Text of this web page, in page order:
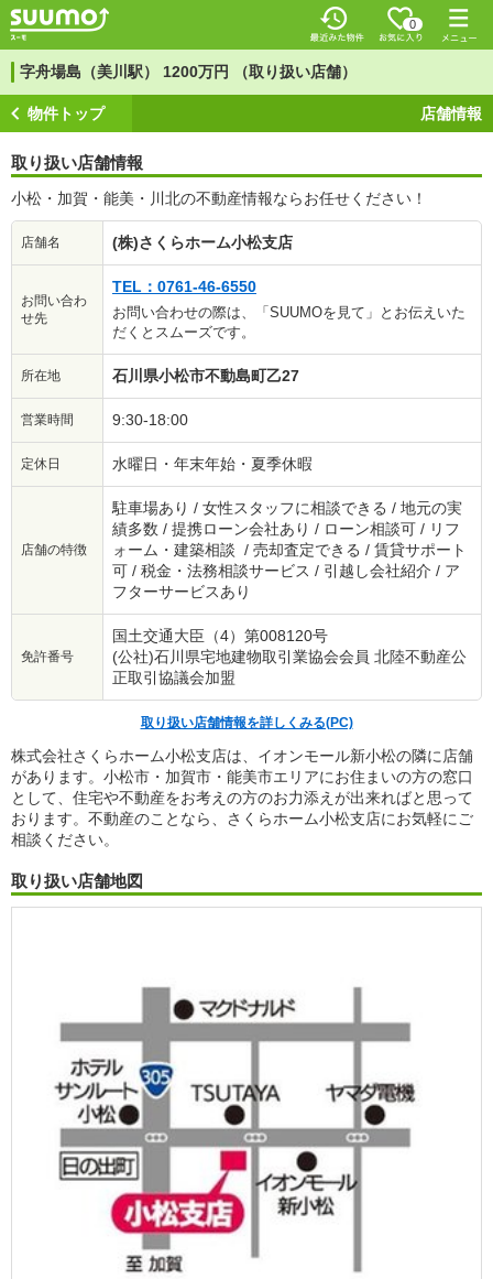
0
字舟場島（美川駅） 1200万円 （取り扱い店舗）
物件トップ 店舗情報
取り扱い店舗情報
小松・加賀・能美・川北の不動産情報ならお任せください！
店舗名 (株)さくらホーム小松支店
お問い合わ
せ先
TEL：0761-46-6550
お問い合わせの際は、「SUUMOを見て」とお伝えいた
だくとスムーズです。
所在地 石川県小松市不動島町乙27
営業時間 9:30-18:00
定休日 水曜日・年末年始・夏季休暇
店舗の特徴
駐車場あり / 女性スタッフに相談できる / 地元の実
績多数 / 提携ローン会社あり / ローン相談可 / リフ
ォーム・建築相談 / 売却査定できる / 賃貸サポート
可 / 税金・法務相談サービス / 引越し会社紹介 / ア
フターサービスあり
免許番号
国土交通大臣（4）第008120号
(公社)石川県宅地建物取引業協会会員 北陸不動産公
正取引協議会加盟
取り扱い店舗情報を詳しくみる(PC)
株式会社さくらホーム小松支店は、イオンモール新小松の隣に店舗
があります。小松市・加賀市・能美市エリアにお住まいの方の窓口
として、住宅や不動産をお考えの方のお力添えが出来ればと思って
おります。不動産のことなら、さくらホーム小松支店にお気軽にご
相談ください。
取り扱い店舗地図